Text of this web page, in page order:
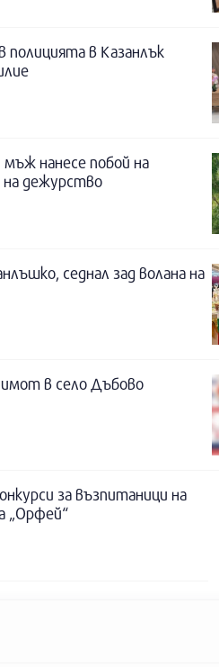
полицията в Казанлък
мъж нанесе побой на
на дежурство
седнал зад волана на
в село Дъбово
за възпитаници на
„Орфей“